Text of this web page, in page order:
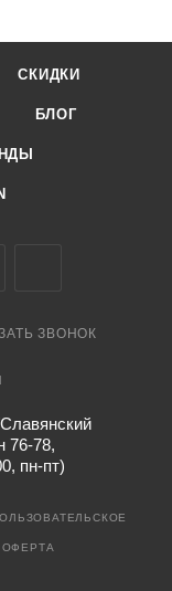
СКИДКИ
БЛОГ
ЗВОНОК
76-78,
пн-пт)